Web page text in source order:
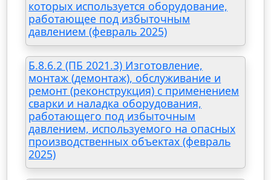
которых используется оборудование,
работающее под избыточным
давлением (февраль 2025)
Б.8.6.2 (ПБ 2021.3) Изготовление,
монтаж (демонтаж), обслуживание и
ремонт (реконструкция) с применением
сварки и наладка оборудования,
работающего под избыточным
давлением, используемого на опасных
производственных объектах (февраль
2025)